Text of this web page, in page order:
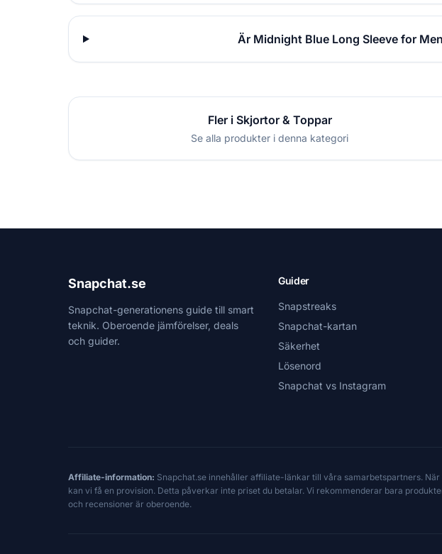
Är Midnight Blue Long Sleeve for
Fler i Skjortor & Toppar
Se alla produkter i denna kategori
Snapchat.se
Snapchat-generationens guide till smart
teknik. Oberoende jämförelser, deals
och guider.
Guider
Snapstreaks
Snapchat-kartan
Säkerhet
Lösenord
Snapchat vs Instagram
Affiliate-information: Snapchat.se innehåller affiliate-länkar till våra samarbetspartners.
kan vi få en provision. Detta påverkar inte priset du betalar. Vi rekommenderar bara
och recensioner är oberoende.